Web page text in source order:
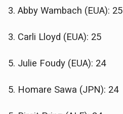
3. Abby Wambach (EUA): 25
3. Carli Lloyd (EUA): 25
5. Julie Foudy (EUA): 24
5. Homare Sawa (JPN): 24